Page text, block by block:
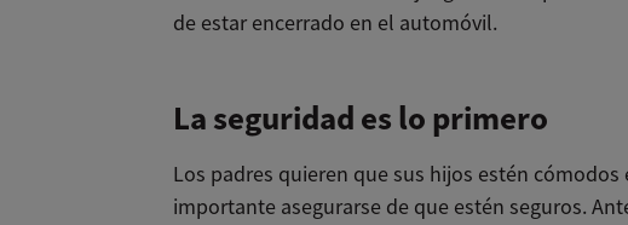
de estar encerrado en el automóvil.
La seguridad es lo primero
Los padres quieren que sus hijos estén
importante asegurarse de que estén seguros.